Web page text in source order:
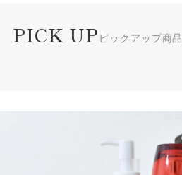
PICK UP ピックアップ商品